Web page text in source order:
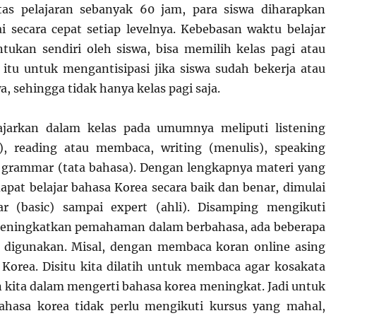
pelajaran sebanyak 60 jam, para siswa diharapkan
secara cepat setiap levelnya. Kebebasan waktu belajar
sendiri oleh siswa, bisa memilih kelas pagi atau
itu untuk mengantisipasi jika siswa sudah bekerja atau
sehingga tidak hanya kelas pagi saja.
dalam kelas pada umumnya meliputi listening
reading atau membaca, writing (menulis), speaking
(tata bahasa). Dengan lengkapnya materi yang
belajar bahasa Korea secara baik dan benar, dimulai
(basic) sampai expert (ahli). Disamping mengikuti
pemahaman dalam berbahasa, ada beberapa
digunakan. Misal, dengan membaca koran online asing
Korea. Disitu kita dilatih untuk membaca agar kosakata
kita dalam mengerti bahasa korea meningkat. Jadi untuk
korea tidak perlu mengikuti kursus yang mahal,